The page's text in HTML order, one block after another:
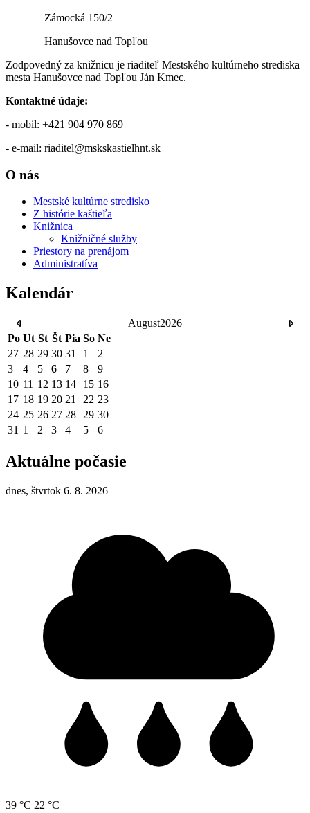
Zámocká 150/2
Hanušovce nad Topľou
Zodpovedný za knižnicu je riaditeľ Mestského kultúrneho strediska
mesta Hanušovce nad Topľou Ján Kmec.
Kontaktné údaje:
- mobil: +421 904 970 869
- e-mail: riaditel@mskskastielhnt.sk
O nás
Mestské kultúrne stredisko
Z histórie kaštieľa
Knižnica
Knižničné služby
Priestory na prenájom
Administratíva
Kalendár
August2026
Po Ut St Št Pia So Ne
27 28 29 30 31 1
2
3
4 5 6 7 8
9
10 11 12 13 14 15 16
17 18 19 20 21 22 23
24 25 26 27 28 29 30
31 1 2 3 4 5 6
Aktuálne počasie
dnes, štvrtok 6. 8. 2026
39 °C 22 °C